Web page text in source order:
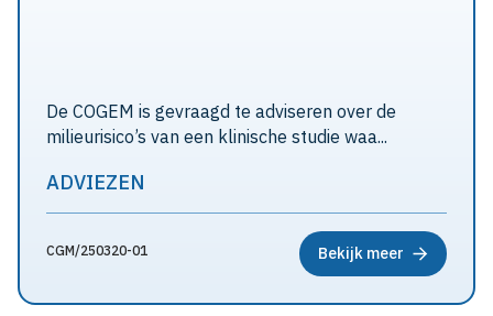
De COGEM is gevraagd te adviseren over de
milieurisico’s van een klinische studie waa...
ADVIEZEN
CGM/250320-01 Bekijk meer